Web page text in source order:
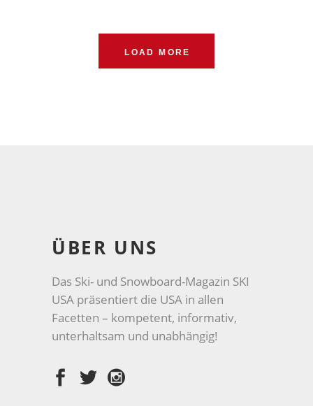
LOAD MORE
ÜBER UNS
Das Ski- und Snowboard-Magazin SKI
USA präsentiert die USA in allen
Facetten – kompetent, informativ,
unterhaltsam und unabhängig!